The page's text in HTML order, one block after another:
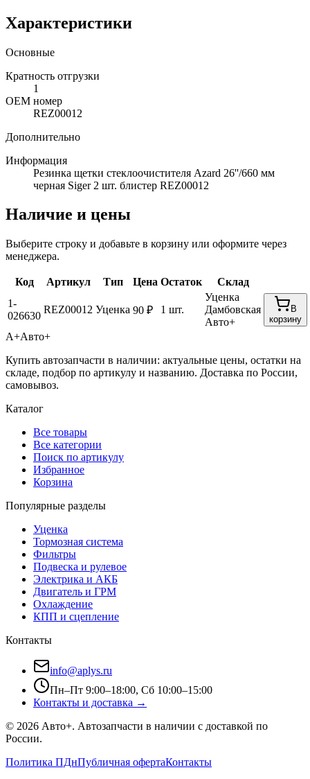
Характеристики
Основные
Кратность отгрузки
1
ОЕМ номер
REZ00012
Дополнительно
Информация
Резинка щетки стеклоочистителя Azard 26''/660 мм
черная Siger 2 шт. блистер REZ00012
Наличие и цены
Выберите строку и добавьте в корзину или оформите через
менеджера.
Код Артикул Тип Цена Остаток
Склад
1-
026630
REZ00012 Уценка 90 ₽ 1 шт.
Уценка
Дамбовская
Авто+
В
корзину
А+Авто+
Купить автозапчасти в наличии: актуальные цены, остатки на
складе, подбор по артикулу и названию. Доставка по России,
самовывоз.
Каталог
Все товары
Все категории
Поиск по артикулу
Избранное
Корзина
Популярные разделы
Уценка
Тормозная система
Фильтры
Подвеска и рулевое
Электрика и АКБ
Двигатель и ГРМ
Охлаждение
КПП и сцепление
Контакты
info@aplys.ru
Пн–Пт 9:00–18:00, Сб 10:00–15:00
Контакты и доставка →
© 2026 Авто+. Автозапчасти в наличии с доставкой по
России.
Политика ПДнПубличная офертаКонтакты